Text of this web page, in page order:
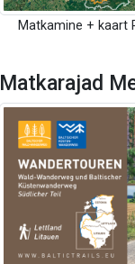
Matkamine + kaart
Matkarajad